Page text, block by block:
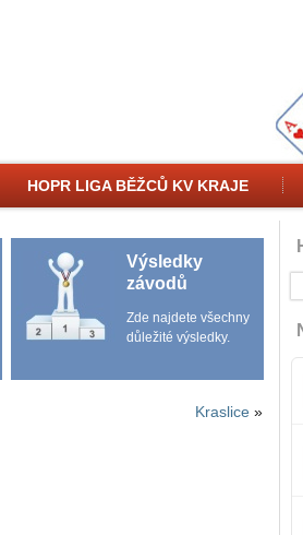
HOPR LIGA BĚŽCŮ KV KRAJE
Výsledky
závodů
Zde najdete všechny
důležité výsledky.
Kraslice »